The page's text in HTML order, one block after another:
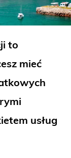
to
mieć
usług